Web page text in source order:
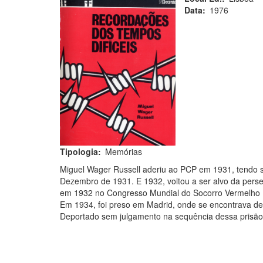
Tipologia Memórias
Data
1976
Miguel Wager Russell aderiu ao PCP em 1931,
Dezembro de 1931. E 1932, voltou a ser alvo da
em 1932 no Congresso Mundial do Socorro
Em 1934, foi preso em Madrid, onde se encontrava
Deportado sem julgamento na sequência dessa